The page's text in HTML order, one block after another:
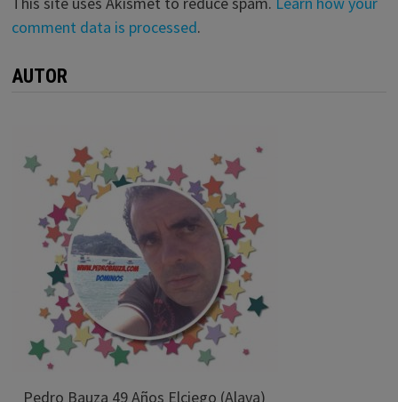
comment data is processed.
AUTOR
Pedro Bauza 49 Años Elciego (Alava)